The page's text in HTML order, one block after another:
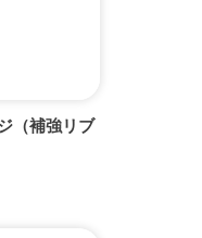
（補強リブ